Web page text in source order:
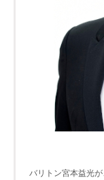
バリトン宮本益光